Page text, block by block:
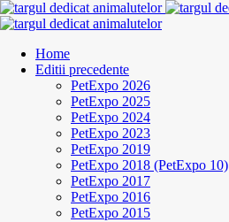
Home
Editii precedente
PetExpo 2026
PetExpo 2025
PetExpo 2024
PetExpo 2023
PetExpo 2019
PetExpo 2018 (PetExpo 10)
PetExpo 2017
PetExpo 2016
PetExpo 2015